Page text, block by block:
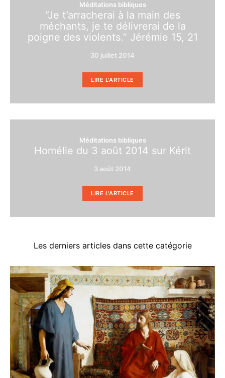
Méditations bibliques
“Je t’arracherai à la main des
méchants, je te délivrerai de la
poigne des violents.” Jérémie 15, 21
30 juillet 2014
LIRE L'ARTICLE
Méditations bibliques
Homélie du 3 août 2014 sur Kérit
3 août 2014
LIRE L'ARTICLE
Les derniers articles dans cette catégorie